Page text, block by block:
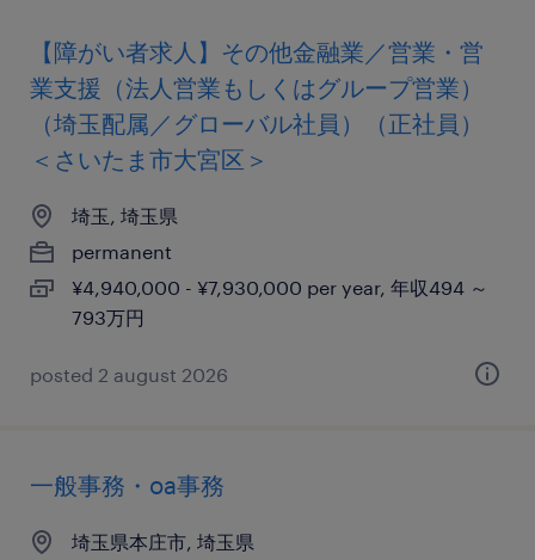
【障がい者求人】その他金融業／営業・営
業支援（法人営業もしくはグループ営業）
（埼玉配属／グローバル社員）（正社員）
＜さいたま市大宮区＞
埼玉, 埼玉県
permanent
¥4,940,000 - ¥7,930,000 per year, 年収494 ～
793万円
posted 2 august 2026
一般事務・oa事務
埼玉県本庄市, 埼玉県